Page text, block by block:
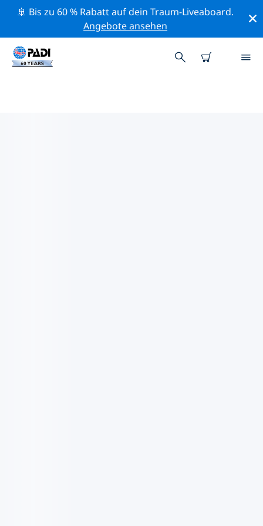
🚢 Bis zu 60 % Rabatt auf dein Traum-Liveaboard.
Angebote ansehen